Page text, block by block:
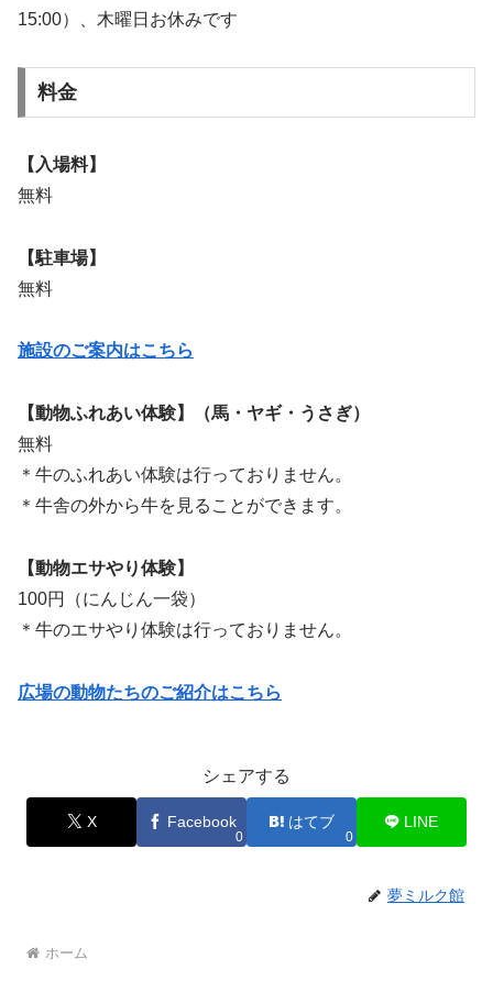
15:00）、木曜日お休みです
料金
【入場料】
無料
【駐車場】
無料
施設のご案内はこちら
【動物ふれあい体験】（馬・ヤギ・うさぎ）
無料
＊牛のふれあい体験は行っておりません。
＊牛舎の外から牛を見ることができます。
【動物エサやり体験】
100円（にんじん一袋）
＊牛のエサやり体験は行っておりません。
広場の動物たちのご紹介はこちら
シェアする
X Facebook
0
はてブ
0
LINE
夢ミルク館
ホーム